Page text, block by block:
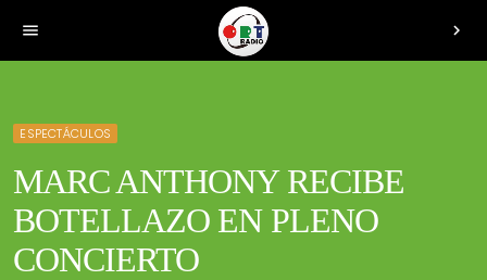
menu chevron_right
ESPECTÁCULOS
MARC ANTHONY RECIBE
BOTELLAZO EN PLENO
CONCIERTO